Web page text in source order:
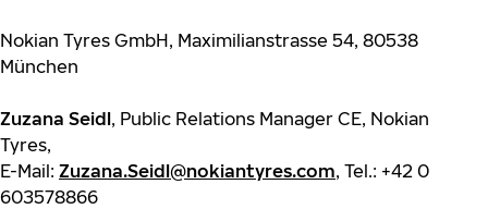
Nokian Tyres GmbH, Maximilianstrasse 54, 80538
München
Zuzana Seidl, Public Relations Manager CE, Nokian
Tyres,
E-Mail: Zuzana.Seidl@nokiantyres.com, Tel.: +42 0
603578866